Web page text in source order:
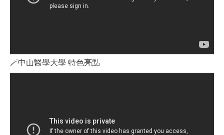
🪄中山醫學大學 特色亮點